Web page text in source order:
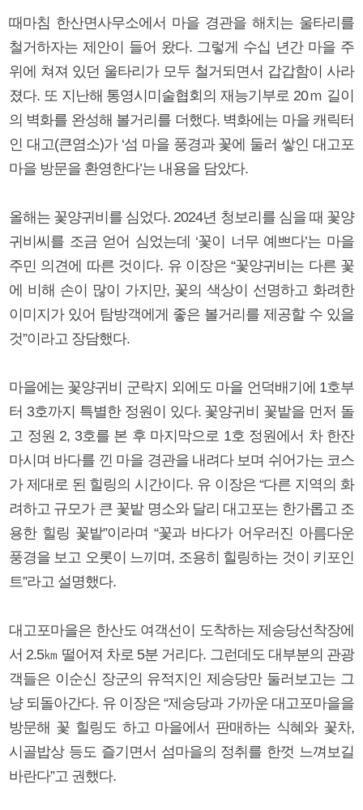
때마침 한산면사무소에서 마을 경관을 해치는 울타리를
철거하자는 제안이 들어 왔다. 그렇게 수십 년간 마을 주
위에 쳐져 있던 울타리가 모두 철거되면서 갑갑함이 사라
졌다. 또 지난해 통영시미술협회의 재능기부로 20ｍ 길이
의 벽화를 완성해 볼거리를 더했다. 벽화에는 마을 캐릭터
인 대고(큰염소)가 ‘섬 마을 풍경과 꽃에 둘러 쌓인 대고포
마을 방문을 환영한다’는 내용을 담았다.
올해는 꽃양귀비를 심었다. 2024년 청보리를 심을 때 꽃양
귀비씨를 조금 얻어 심었는데 ‘꽃이 너무 예쁘다’는 마을
주민 의견에 따른 것이다. 유 이장은 “꽃양귀비는 다른 꽃
에 비해 손이 많이 가지만, 꽃의 색상이 선명하고 화려한
이미지가 있어 탐방객에게 좋은 볼거리를 제공할 수 있을
것”이라고 장담했다.
마을에는 꽃양귀비 군락지 외에도 마을 언덕배기에 1호부
터 3호까지 특별한 정원이 있다. 꽃양귀비 꽃밭을 먼저 돌
고 정원 2, 3호를 본 후 마지막으로 1호 정원에서 차 한잔
마시며 바다를 낀 마을 경관을 내려다 보며 쉬어가는 코스
가 제대로 된 힐링의 시간이다. 유 이장은 “다른 지역의 화
려하고 규모가 큰 꽃밭 명소와 달리 대고포는 한가롭고 조
용한 힐링 꽃밭”이라며 “꽃과 바다가 어우러진 아름다운
풍경을 보고 오롯이 느끼며, 조용히 힐링하는 것이 키포인
트”라고 설명했다.
대고포마을은 한산도 여객선이 도착하는 제승당선착장에
서 2.5㎞ 떨어져 차로 5분 거리다. 그런데도 대부분의 관광
객들은 이순신 장군의 유적지인 제승당만 둘러보고는 그
냥 되돌아간다. 유 이장은 “제승당과 가까운 대고포마을을
방문해 꽃 힐링도 하고 마을에서 판매하는 식혜와 꽃차,
시골밥상 등도 즐기면서 섬마을의 정취를 한껏 느껴보길
바란다”고 권했다.